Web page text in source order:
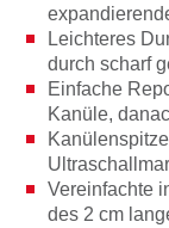
Leichteres
durch scharf
Einfache
Kanüle,
Vereinfachte
des 2 cm